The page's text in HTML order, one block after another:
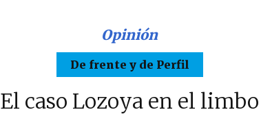
Opinión
De frente y de Perfil
El caso Lozoya en el limbo